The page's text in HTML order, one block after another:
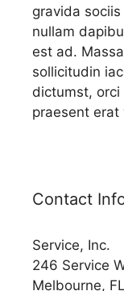
gravida
nullam
est ad.
sollicitudin
dictumst, orci
praesent erat
Contact
Service, Inc.
246 Service
Melbourne,